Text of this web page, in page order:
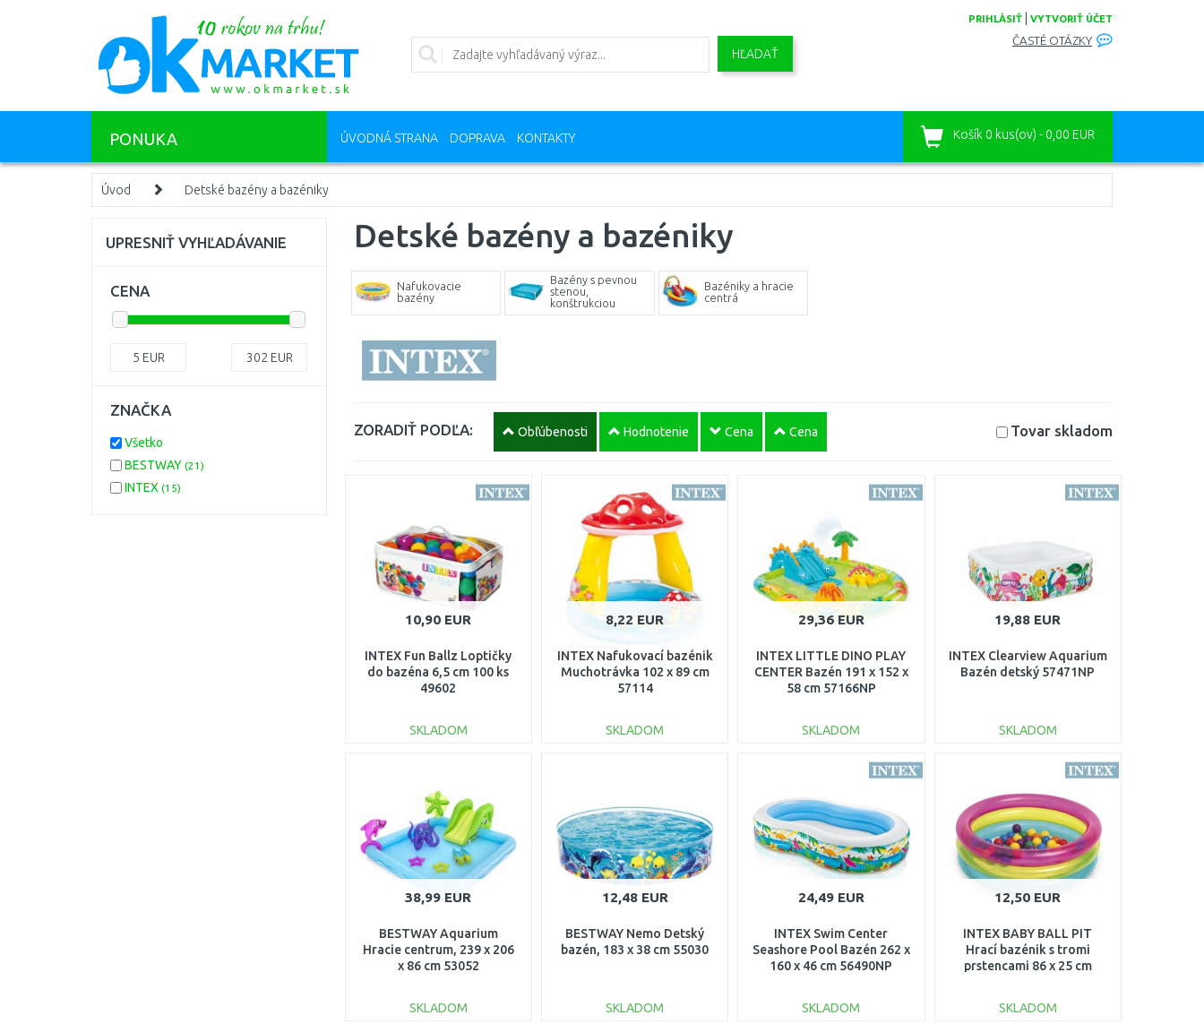
PRIHLÁSIŤ VYTVORIŤ ÚČET
ČASTÉ OTÁZKY
HĽADAŤ
PONUKA ÚVODNÁ STRANA DOPRAVA KONTAKTY Košík 0 kus(ov) - 0,00 EUR
Úvod Detské bazény a bazéniky
Detské bazény a bazéniky
Nafukovacie
bazény
Bazény s pevnou
stenou,
konštrukciou
Bazéniky a hracie
centrá
ZORADIŤ PODĽA: Obľúbenosti Hodnotenie Cena Cena Tovar skladom
10,90 EUR
INTEX Fun Ballz Loptičky
do bazéna 6,5 cm 100 ks
49602
SKLADOM
Porovnať
8,22 EUR
INTEX Nafukovací bazénik
Muchotrávka 102 x 89 cm
57114
SKLADOM
29,36 EUR
INTEX LITTLE DINO PLAY
CENTER Bazén 191 x 152 x
58 cm 57166NP
SKLADOM
DO KOŠÍKA
Porovnať
19,88 EUR
INTEX Clearview Aquarium
Bazén detský 57471NP
SKLADOM
DO KOŠÍKA
Porovnať
38,99 EUR
BESTWAY Aquarium
Hracie centrum, 239 x 206
x 86 cm 53052
SKLADOM
12,48 EUR
BESTWAY Nemo Detský
bazén, 183 x 38 cm 55030
SKLADOM
24,49 EUR
INTEX Swim Center
Seashore Pool Bazén 262 x
160 x 46 cm 56490NP
SKLADOM
12,50 EUR
INTEX BABY BALL PIT
Hrací bazénik s tromi
prstencami 86 x 25 cm
SKLADOM
UPRESNIŤ VYHĽADÁVANIE
CENA
5 EUR 302 EUR
ZNAČKA
Všetko
BESTWAY (21)
INTEX (15)